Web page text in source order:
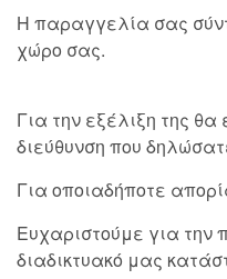
Η παραγγελία σας
χώρο σας.
Για την εξέλιξη της θα
διεύθυνση που
Για οποιαδήποτε
Ευχαριστούμε για την
διαδικτυακό μας